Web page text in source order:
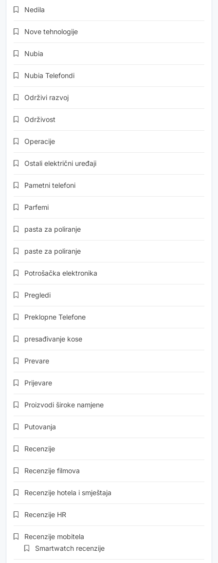
Nedila
Nove tehnologije
Nubia
Nubia Telefondi
Održivi razvoj
Održivost
Operacije
Ostali električni uređaji
Pametni telefoni
Parfemi
pasta za poliranje
paste za poliranje
Potrošačka elektronika
Pregledi
Preklopne Telefone
presađivanje kose
Prevare
Prijevare
Proizvodi široke namjene
Putovanja
Recenzije
Recenzije filmova
Recenzije hotela i smještaja
Recenzije HR
Recenzije mobitela
Smartwatch recenzije